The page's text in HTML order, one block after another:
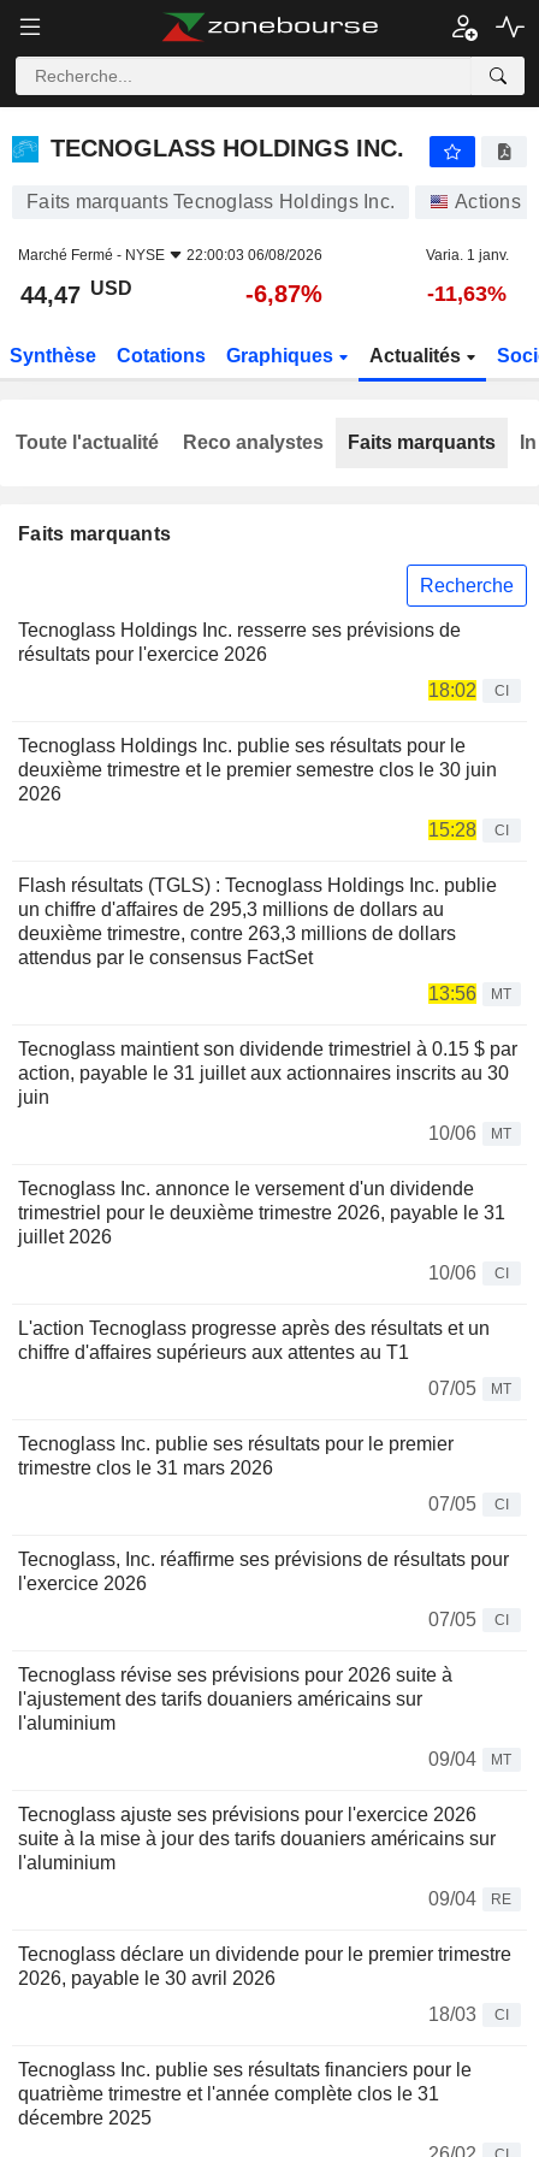
TECNOGLASS HOLDINGS INC.
TECNOGLASS HOLDINGS INC.
Faits marquants Tecnoglass Holdings Inc. Actions
Marché Fermé - NYSE 22:00:03 06/08/2026 Varia. 1 janv.
44,47 USD -6,87% -11,63%
Synthèse Cotations Graphiques Actualités
Faits marquants
Recherche
Tecnoglass Holdings Inc. resserre ses prévisions de
résultats pour l'exercice 2026
18:02
CI
Tecnoglass Holdings Inc. publie ses résultats pour le
deuxième trimestre et le premier semestre clos le 30 juin
2026
15:28
CI
Flash résultats (TGLS) : Tecnoglass Holdings Inc. publie
un chiffre d'affaires de 295,3 millions de dollars au
deuxième trimestre, contre 263,3 millions de dollars
attendus par le consensus FactSet
13:56
MT
Tecnoglass maintient son dividende trimestriel à 0.15 $ par
action, payable le 31 juillet aux actionnaires inscrits au 30
juin
10/06
MT
Tecnoglass Inc. annonce le versement d'un dividende
trimestriel pour le deuxième trimestre 2026, payable le 31
juillet 2026
10/06
CI
L'action Tecnoglass progresse après des résultats et un
chiffre d'affaires supérieurs aux attentes au T1
07/05
MT
Tecnoglass Inc. publie ses résultats pour le premier
trimestre clos le 31 mars 2026
07/05
CI
Tecnoglass, Inc. réaffirme ses prévisions de résultats pour
l'exercice 2026
07/05
CI
Tecnoglass révise ses prévisions pour 2026 suite à
l'ajustement des tarifs douaniers américains sur
l'aluminium
09/04
MT
Tecnoglass ajuste ses prévisions pour l'exercice 2026
suite à la mise à jour des tarifs douaniers américains sur
l'aluminium
09/04
RE
Tecnoglass déclare un dividende pour le premier trimestre
2026, payable le 30 avril 2026
18/03
CI
Tecnoglass Inc. publie ses résultats financiers pour le
quatrième trimestre et l'année complète clos le 31
décembre 2025
Toute l'actualité Reco analystes Faits marquants